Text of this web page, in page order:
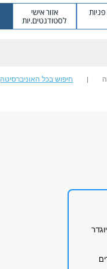
אזור אישי
לסטודנטים.יות
חיפוש בכל האוניברסיטה